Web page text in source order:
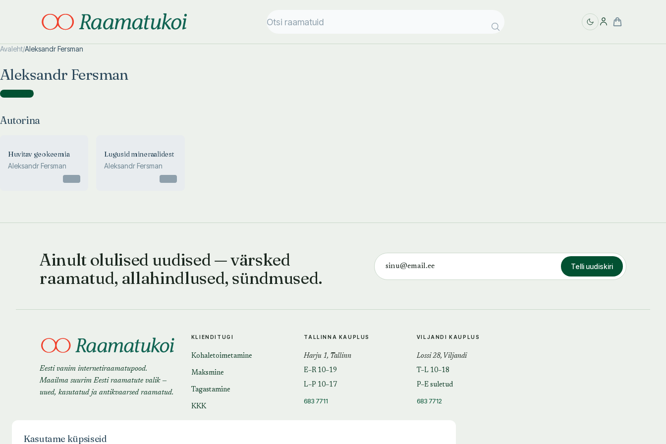
Avaleht/Aleksandr Fersman
Aleksandr Fersman
Autorina )
Autorina
Huvitav geokeemia
Aleksandr Fersman
Lugusid mineraalidest
Aleksandr Fersman
Ainult olulised uudised — värsked
raamatud, allahindlused, sündmused.
Telli uudiskiri
Eesti vanim internetiraamatupood.
Maailma suurim Eesti raamatute valik —
uued, kasutatud ja antikvaarsed raamatud.
KLIENDITUGI
Kohaletoimetamine
Maksmine
Tagastamine
KKK
TALLINNA KAUPLUS
Harju 1, Tallinn
E–R 10–19
L–P 10–17
683 7711
VILJANDI KAUPLUS
Lossi 28, Viljandi
T–L 10–18
P–E suletud
683 7712
Kasutame küpsiseid